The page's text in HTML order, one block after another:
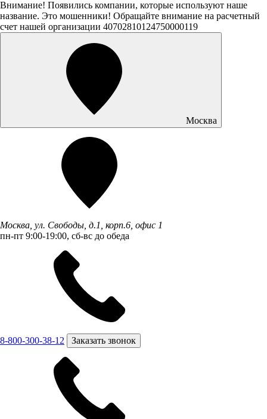
Внимание! Появились компании, которые используют наше
название. Это мошенники! Обращайте внимание на расчетный
счет нашей организации 40702810124750000119
Москва
Москва, ул. Свободы, д.1, корп.6, офис 1
пн-пт 9:00-19:00, сб-вс до обеда
8-800-300-38-12 Заказать звонок